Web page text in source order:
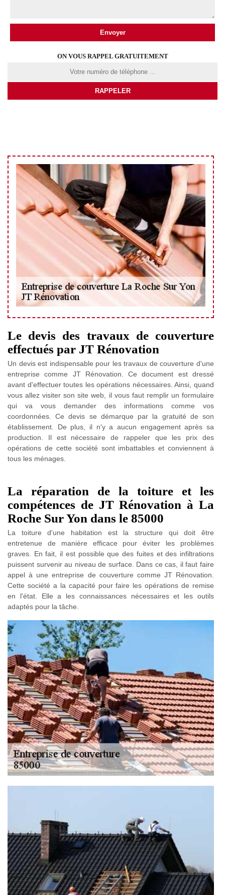
ON VOUS RAPPEL GRATUITEMENT
Le devis des travaux de couverture
effectués par JT Rénovation
Un devis est indispensable pour les travaux de couverture d'une
entreprise comme JT Rénovation. Ce document est dressé
avant d'effectuer toutes les opérations nécessaires. Ainsi, quand
vous allez visiter son site web, il vous faut remplir un formulaire
qui va vous demander des informations comme vos
coordonnées. Ce devis se démarque par la gratuité de son
établissement. De plus, il n'y a aucun engagement après sa
production. Il est nécessaire de rappeler que les prix des
opérations de cette société sont imbattables et conviennent à
tous les ménages.
La réparation de la toiture et les
compétences de JT Rénovation à La
Roche Sur Yon dans le 85000
La toiture d'une habitation est la structure qui doit être
entretenue de manière efficace pour éviter les problèmes
graves. En fait, il est possible que des fuites et des infiltrations
puissent survenir au niveau de surface. Dans ce cas, il faut faire
appel à une entreprise de couverture comme JT Rénovation.
Cette société a la capacité pour faire les opérations de remise
en l'état. Elle a les connaissances nécessaires et les outils
adaptés pour la tâche.